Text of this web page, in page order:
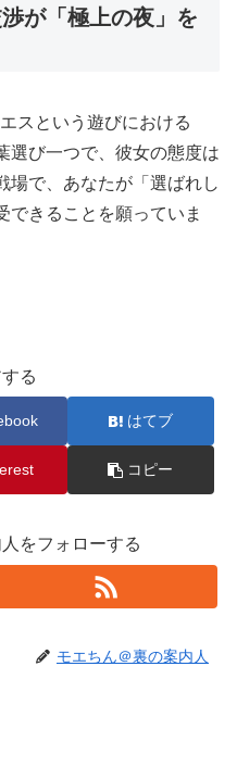
が「極上の夜」を
スという遊びにおける
選び一つで、彼女の態度は
場で、あなたが「選ばれし
できることを願っていま
る
はてブ
コピー
をフォローする
モエちん＠裏の案内人